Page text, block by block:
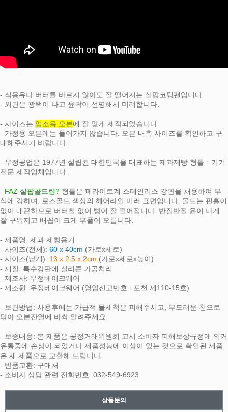
- 식용유나 버터를 바르지 않아도 잘 떨어지는 실팝코팅팬입니다.
- 외관은 광택이 나고 윤곽이 선명해서 미려합니다.
- 사이즈는 업소용 오븐에 잘 맞게 제작되었습니다.
- 가정용 오븐에는 들어가지 않습니다. 오븐 내측 사이즈를 확인하고 구
매해주시기 바랍니다.
- 우정공업은 1977년 설립된 대한민국을 대표하는 제과제빵 형틀ㆍ기기
전문 제작업체입니다.
- FAZ 실팝골드란? 형틀은 페라이트계 스테인리스 강판을 채용하여 부
식에 강하며, 로즈골드 색상의 헤어라인 미러 표면입니다. 몰드는 핀홀이
없이 매끈하므로 버터칠 없이 빵이 잘 떨어집니다. 반질반질 윤이 나게
잘 구워지고 배꼽이 크게 부풀어 오릅니다.
- 제품명: 제과 제빵용기
- 사이즈(전체): 60 x 40cm (가로x세로)
- 사이즈(낱개): 13 x 2.5 x 2cm (가로x세로x높이)
- 재질: 특수강판에 실리콘 가공처리
- 제조사: 우정베이크웨어
- 제조원: 우정베이크웨어 (영업신고번호 : 포천 제110-15호)
- 보관방법: 사용후에는 가급적 물세척은 피해주시고, 부드러운 천으로
닦아 오븐잔열에 바싹 말려주세요.
- 보증내용: 본 제품은 공정거래위원회 고시 소비자 피해보상규정에 의거
유통중에 손상이 되었거나 제품성능에 이상이 있는 것으로 확인된 제품
은 새 제품으로 교환해 드립니다.
- 반품교환: 구매처
- 소비자 상담 관련 전화번호: 032-549-6923
상품문의